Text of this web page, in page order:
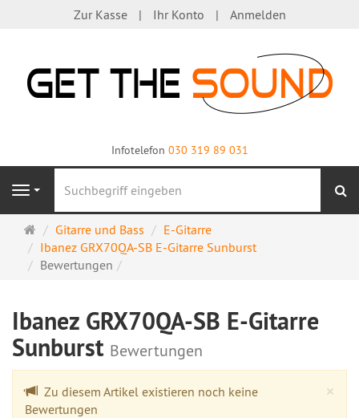
Zur Kasse Ihr Konto Anmelden
Infotelefon 030 319 89 031
Navigation
Startseite
Gitarre und Bass
E-Gitarre
Ibanez GRX70QA-SB E-Gitarre Sunburst
Bewertungen
Ibanez GRX70QA-SB E-Gitarre
Sunburst Bewertungen
×
Zu diesem Artikel existieren noch keine
Bewertungen